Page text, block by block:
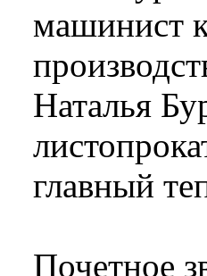
машинист
Наталья
главный
Почетное